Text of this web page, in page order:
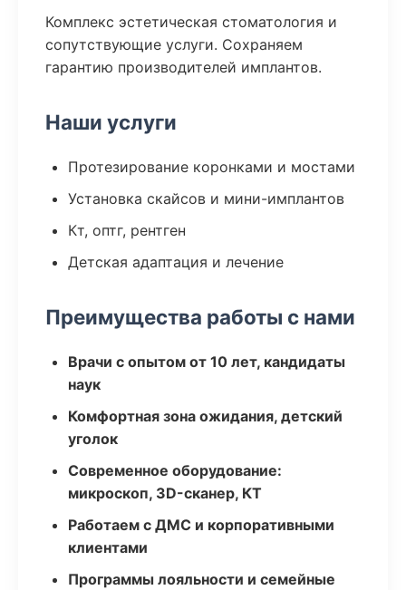
Комплекс эстетическая стоматология и
сопутствующие услуги. Сохраняем
гарантию производителей имплантов.
Наши услуги
Протезирование коронками и мостами
Установка скайсов и мини-имплантов
Кт, оптг, рентген
Детская адаптация и лечение
Преимущества работы с нами
Врачи с опытом от 10 лет, кандидаты
наук
Комфортная зона ожидания, детский
уголок
Современное оборудование:
микроскоп, 3D-сканер, КТ
Работаем с ДМС и корпоративными
клиентами
Программы лояльности и семейные